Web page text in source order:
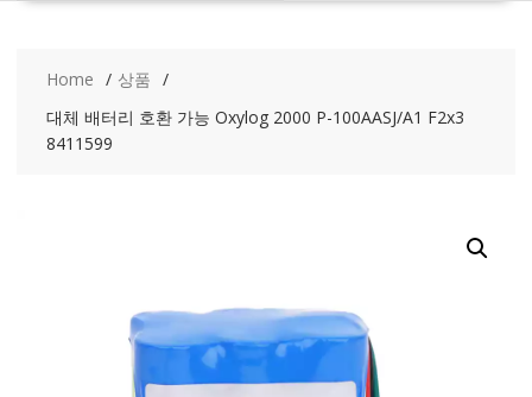
Home
상품
대체 배터리 호환 가능 Oxylog 2000 P-100AASJ/A1 F2x3
8411599